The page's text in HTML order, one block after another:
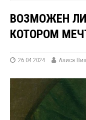
ВОЗМОЖЕН
КОТОРОМ
26.04.2024 Алиса